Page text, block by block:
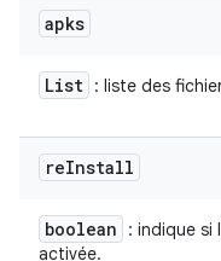
apks
List : liste des
reInstall
boolean
: indique
activée.